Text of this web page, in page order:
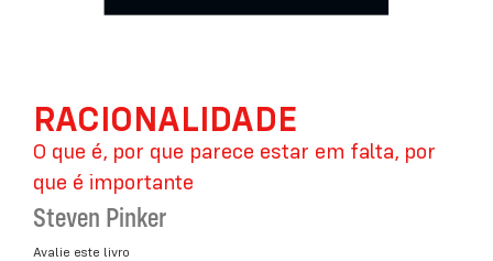
Galeria
imagens
RACIONALIDADE
O que é, por que parece estar em falta, por
que é importante
Steven Pinker
Avalie este livro